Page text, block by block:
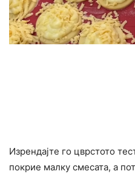
Изрендајте го цврстото
покрие малку смесата, а